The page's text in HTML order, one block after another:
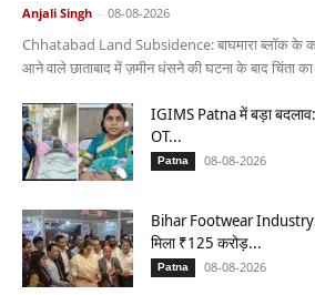
Anjali Singh - 08-08-2026
Chhatabad Land Subsidence: बाघमारा ब्लॉक के
आने वाले छाताबाद में ज़मीन धंसने की घटना के बाद चिंता
IGIMS Patna में बड़ा
OT...
Patna 08-08-2026
Bihar Footwear Industry:
मिला ₹125 करोड़...
Patna 08-08-2026